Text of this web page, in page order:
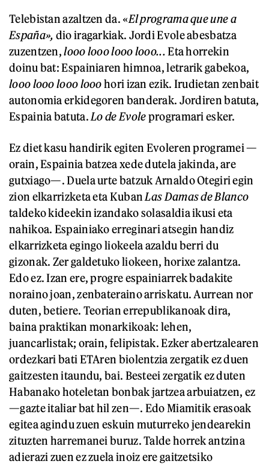
Telebistan azaltzen da. «El programa que une a
España», dio iragarkiak. Jordi Evole abesbatza
zuzentzen,looo looo looo looo...Eta horrekin
doinu bat: Espainiaren himnoa, letrarik gabekoa,
looo looo looo looohori izan ezik. Irudietan zenbait
autonomia erkidegoren banderak. Jordiren batuta,
Espainia batuta. Lo de Evoleprogramari esker.
Ez diet kasu handirik egiten Evoleren programei —
orain, Espainia batzea xede dutela jakinda, are
gutxiago—. Duela urte batzuk Arnaldo Otegiri egin
zion elkarrizketa eta Kuban Las Damas de Blanco
taldeko kideekin izandako solasaldia ikusi eta
nahikoa. Espainiako erreginari atsegin handiz
elkarrizketa egingo liokeela azaldu berri du
gizonak. Zer galdetuko liokeen, horixe zalantza.
Edo ez. Izan ere, progre espainiarrek badakite
noraino joan, zenbateraino arriskatu. Aurrean nor
duten, betiere. Teorian errepublikanoak dira,
baina praktikan monarkikoak: lehen,
juancarlistak; orain, felipistak. Ezker abertzalearen
ordezkari bati ETAren biolentzia zergatik ez duen
gaitzesten itaundu, bai. Besteei zergatik ez duten
Habanako hoteletan bonbak jartzea arbuiatzen, ez
—gazte italiar bat hil zen—. Edo Miamitik erasoak
egitea agindu zuen eskuin muturreko jendearekin
zituzten harremanei buruz. Talde horrek antzina
adierazi zuen ez zuela inoiz ere gaitzetsiko